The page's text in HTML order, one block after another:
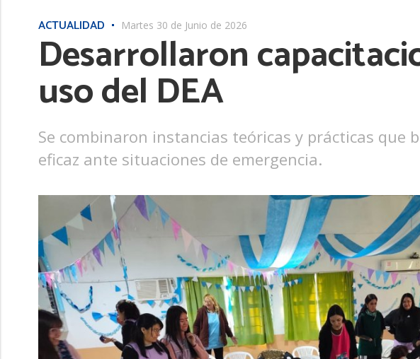
ACTUALIDAD Martes 30 de Junio de 2026
Desarrollaron
uso del DEA
Se combinaron instancias teóricas y prácticas
eficaz ante situaciones de emergencia.